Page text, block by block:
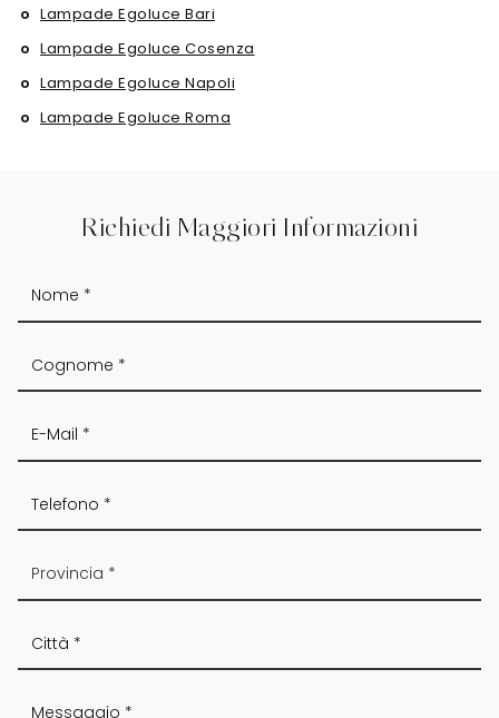
Lampade Egoluce Bari
Lampade Egoluce Cosenza
Lampade Egoluce Napoli
Lampade Egoluce Roma
Richiedi Maggiori Informazioni